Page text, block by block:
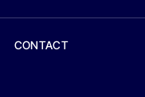
CONTACT